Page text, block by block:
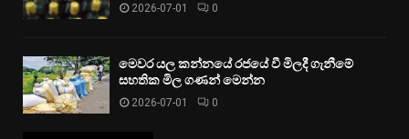
2026-07-01 0
මෙවර යල කන්නයේ රජයේ වී මිලදී ගැනීමේ
සහතික මිල ගණන් මෙන්න
2026-07-01 0